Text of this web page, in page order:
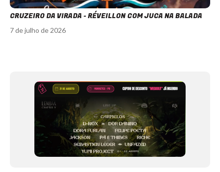
CRUZEIRO DA VIRADA - RÉVEILLON COM JUCA NA BALADA
7 de julho de 2026